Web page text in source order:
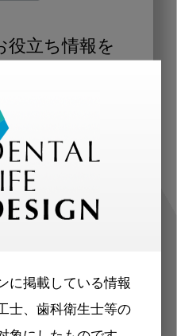
に掲載している情報
士、歯科衛生士等の
役立ち情報を
（歯科医師、歯
）に合わせた内
お届けします。